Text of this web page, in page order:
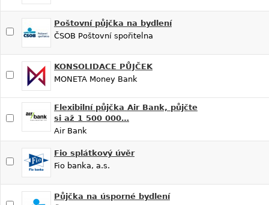
Poštovní půjčka na bydlení
ČSOB Poštovní spořitelna
KONSOLIDACE PŮJČEK
MONETA Money Bank
Flexibilní půjčka Air Bank, půjčte
si až 1 500 000…
Air Bank
Fio splátkový úvěr
Fio banka, a.s.
Půjčka na úsporné bydlení